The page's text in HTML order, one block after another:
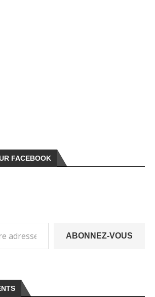
FACEBOOK
ABONNEZ-VOUS